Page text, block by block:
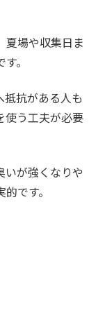
夏場や収集日ま
。
抗がある人も
使う工夫が必要
いが強くなりや
です。